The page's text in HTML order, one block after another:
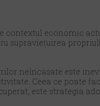
contextul economic
supraviețuirea
neîncasate este
Ceea ce poate
este strategia